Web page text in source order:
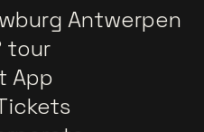
Antwerpen
tour
App